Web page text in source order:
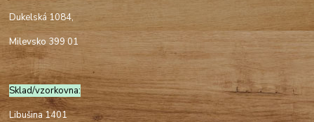
Dukelská 1084,
Milevsko 399 01
Sklad/vzorkovna:
Libušina 1401